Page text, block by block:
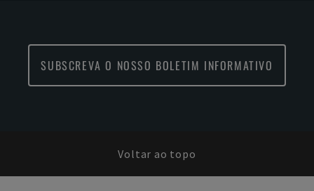
SUBSCREVA O NOSSO BOLETIM INFORMATIVO
Voltar ao topo